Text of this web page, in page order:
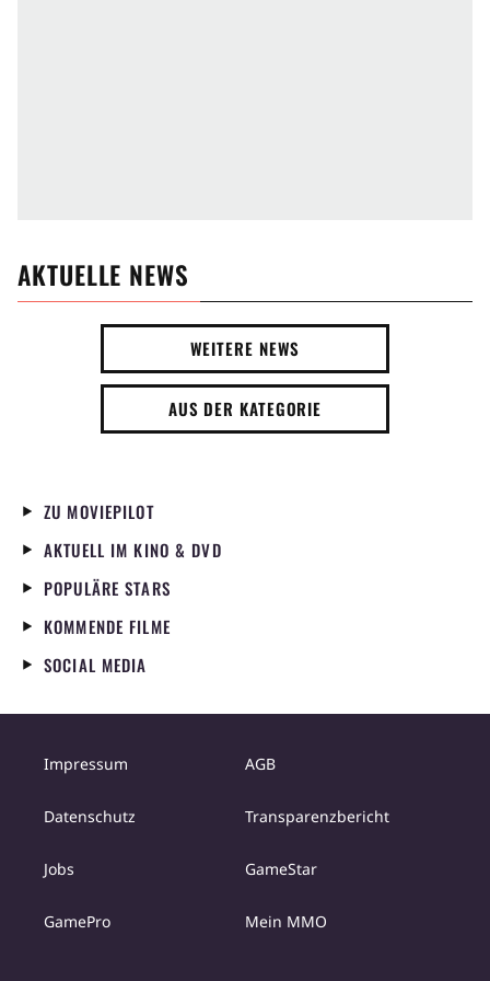
AKTUELLE NEWS
WEITERE NEWS
AUS DER KATEGORIE
ZU MOVIEPILOT
AKTUELL IM KINO & DVD
POPULÄRE STARS
KOMMENDE FILME
SOCIAL MEDIA
Impressum AGB
Datenschutz Transparenzbericht
Jobs GameStar
GamePro Mein MMO